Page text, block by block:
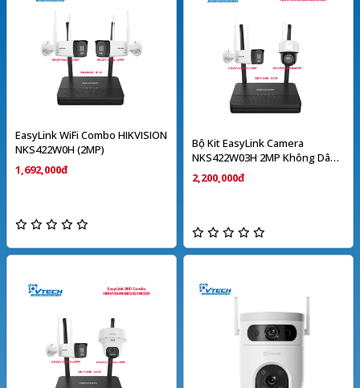
EasyLink WiFi Combo HIKVISION
NKS422W0H (2MP)
1,692,000đ
Bộ Kit EasyLink Camera
NKS422W03H 2MP Không Dây
HIKVISION
2,200,000đ